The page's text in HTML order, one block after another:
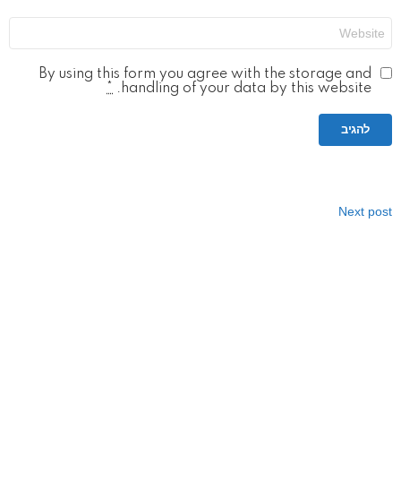
By using this form you agree with the storage and
handling of your data by this website.
Next post